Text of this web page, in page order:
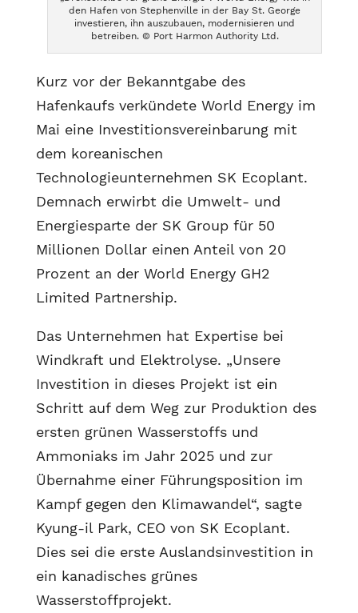
den Hafen von Stephenville in der Bay St. George
investieren, ihn auszubauen, modernisieren und
betreiben. © Port Harmon Authority Ltd.
Kurz vor der Bekanntgabe des
Hafenkaufs verkündete World Energy im
Mai eine Investitionsvereinbarung mit
dem koreanischen
Technologieunternehmen SK Ecoplant.
Demnach erwirbt die Umwelt- und
Energiesparte der SK Group für 50
Millionen Dollar einen Anteil von 20
Prozent an der World Energy GH2
Limited Partnership.
Das Unternehmen hat Expertise bei
Windkraft und Elektrolyse. „Unsere
Investition in dieses Projekt ist ein
Schritt auf dem Weg zur Produktion des
ersten grünen Wasserstoffs und
Ammoniaks im Jahr 2025 und zur
Übernahme einer Führungsposition im
Kampf gegen den Klimawandel“, sagte
Kyung-il Park, CEO von SK Ecoplant.
Dies sei die erste Auslandsinvestition in
ein kanadisches grünes
Wasserstoffprojekt.